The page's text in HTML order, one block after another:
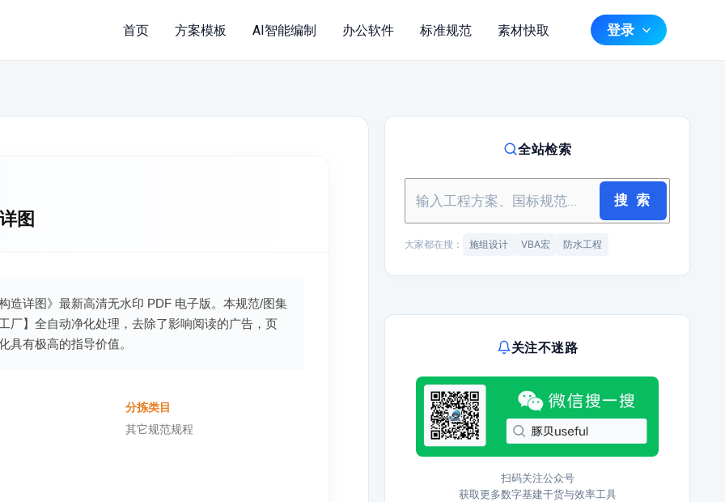
首页 方案模板 AI智能编制 办公软件 标准规范 素材快取 登录
图
造详图》最新高清无水印 PDF 电子版。本规范/图集
厂】全自动净化处理，去除了影响阅读的广告，页
具有极高的指导价值。
分拣类目
其它规范规程
全站检索
搜 索
大家都在搜： 施组设计 VBA宏 防水工程
关注不迷路
扫码关注公众号
获取更多数字基建干货与效率工具